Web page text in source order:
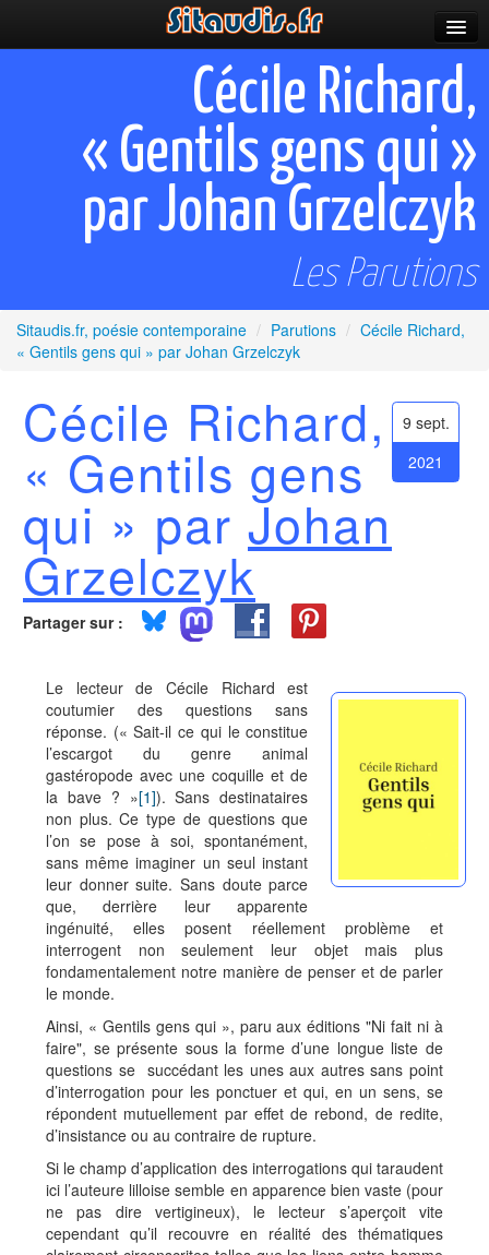
Poèmes et fictions
Apparitions
Auteurs & poètes
Prescriptions
Cécile Richard,
« Gentils gens qui »
par Johan Grzelczyk
Les Parutions
Sitaudis.fr, poésie contemporaine / Parutions / Cécile Richard,
« Gentils gens qui » par Johan Grzelczyk
9 sept.
2021
Cécile Richard,
« Gentils gens
qui » par Johan
Grzelczyk
Partager sur :
Le lecteur de Cécile Richard est
coutumier des questions sans
réponse. (« Sait-il ce qui le constitue
l’escargot du genre animal
gastéropode avec une coquille et de
la bave ? »[1]). Sans destinataires
non plus. Ce type de questions que
l’on se pose à soi, spontanément,
sans même imaginer un seul instant
leur donner suite. Sans doute parce
que, derrière leur apparente
ingénuité, elles posent réellement problème et
interrogent non seulement leur objet mais plus
fondamentalement notre manière de penser et de parler
le monde.
Ainsi, « Gentils gens qui », paru aux éditions "Ni fait ni à
faire", se présente sous la forme d’une longue liste de
questions se succédant les unes aux autres sans point
d’interrogation pour les ponctuer et qui, en un sens, se
répondent mutuellement par effet de rebond, de redite,
d’insistance ou au contraire de rupture.
Si le champ d’application des interrogations qui taraudent
ici l’auteure lilloise semble en apparence bien vaste (pour
ne pas dire vertigineux), le lecteur s’aperçoit vite
cependant qu’il recouvre en réalité des thématiques